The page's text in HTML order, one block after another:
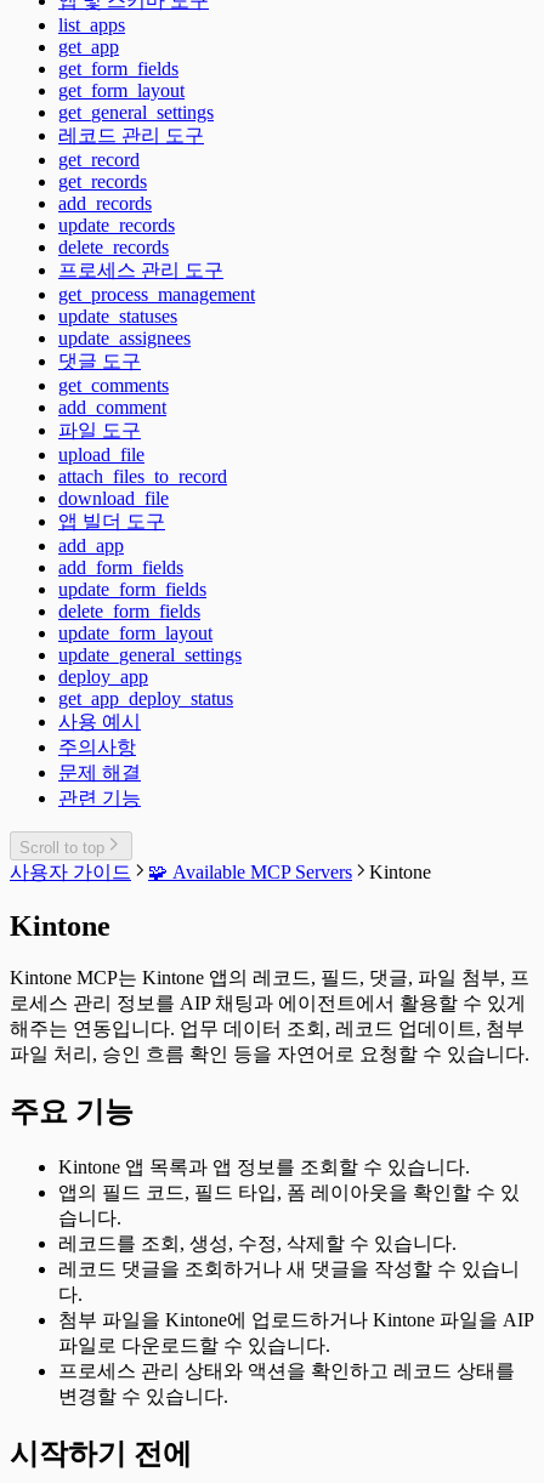
list_apps
get_app
get_form_fields
get_form_layout
get_general_settings
레코드 관리 도구
get_record
get_records
add_records
update_records
delete_records
프로세스 관리 도구
get_process_management
update_statuses
update_assignees
댓글 도구
get_comments
add_comment
파일 도구
upload_file
attach_files_to_record
download_file
앱 빌더 도구
add_app
add_form_fields
update_form_fields
delete_form_fields
update_form_layout
update_general_settings
deploy_app
get_app_deploy_status
사용 예시
주의사항
문제 해결
관련 기능
Scroll to top
사용자 가이드 🧩 Available MCP Servers Kintone
Kintone
Kintone MCP는 Kintone 앱의 레코드, 필드, 댓글, 파일 첨부, 프
로세스 관리 정보를 AIP 채팅과 에이전트에서 활용할 수 있게
해주는 연동입니다. 업무 데이터 조회, 레코드 업데이트, 첨부
파일 처리, 승인 흐름 확인 등을 자연어로 요청할 수 있습니다.
주요 기능
Kintone 앱 목록과 앱 정보를 조회할 수 있습니다.
앱의 필드 코드, 필드 타입, 폼 레이아웃을 확인할 수 있
습니다.
레코드를 조회, 생성, 수정, 삭제할 수 있습니다.
레코드 댓글을 조회하거나 새 댓글을 작성할 수 있습니
다.
첨부 파일을 Kintone에 업로드하거나 Kintone 파일을 AIP
파일로 다운로드할 수 있습니다.
프로세스 관리 상태와 액션을 확인하고 레코드 상태를
변경할 수 있습니다.
시작하기 전에